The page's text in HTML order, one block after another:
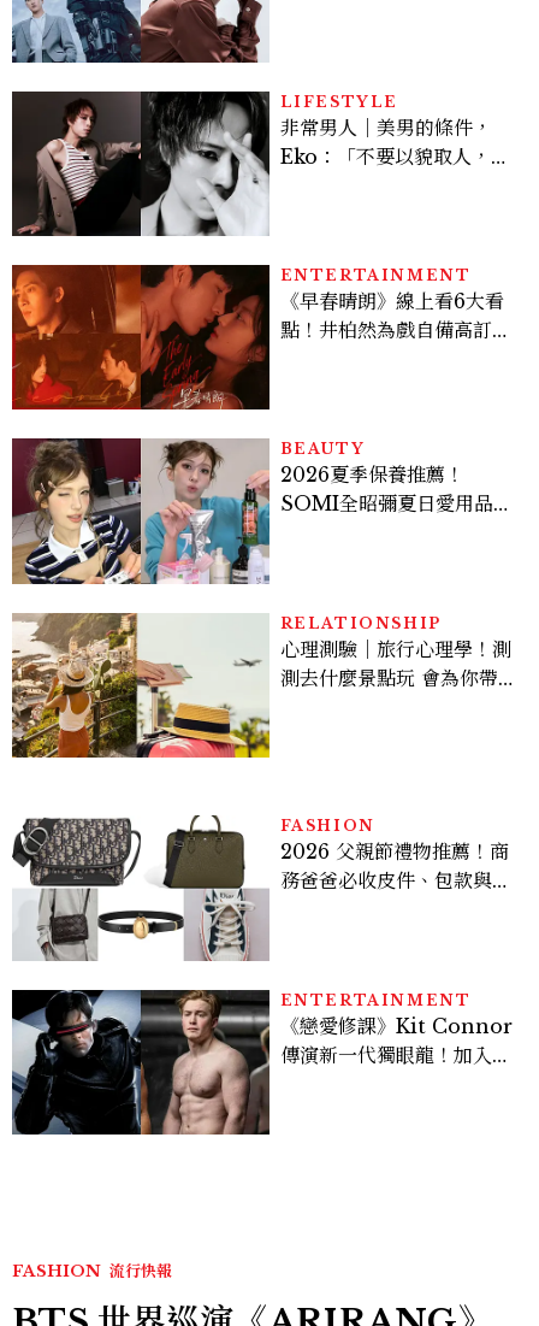
多大？
LIFESTYLE
非常男人｜美男的條件，
Eko：「不要以貌取人，內
ENTERTAINMENT
《早春晴朗》線上看6大看
點！井柏然為戲自備高訂，
BEAUTY
2026夏季保養推薦！
SOMI全昭彌夏日愛用品公
RELATIONSHIP
心理測驗｜旅行心理學！測
測去什麼景點玩 會為你帶來
FASHION
2026 父親節禮物推薦！商
務爸爸必收皮件、包款與鞋
ENTERTAINMENT
《戀愛修課》Kit Connor
傳演新一代獨眼龍！加入新
FASHION 流行快報